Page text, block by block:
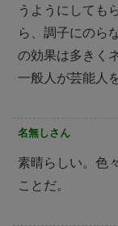
うようにしても
ら、調子にのら
の効果は多きく
一般人が芸能人
名無しさん
素晴らしい。色
ことだ。